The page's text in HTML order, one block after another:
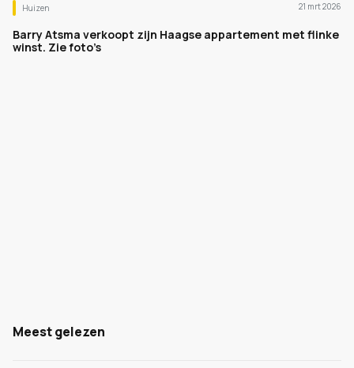
Huizen 21 mrt 2026
Barry Atsma verkoopt zijn Haagse appartement met flinke
winst. Zie foto’s
Meest gelezen